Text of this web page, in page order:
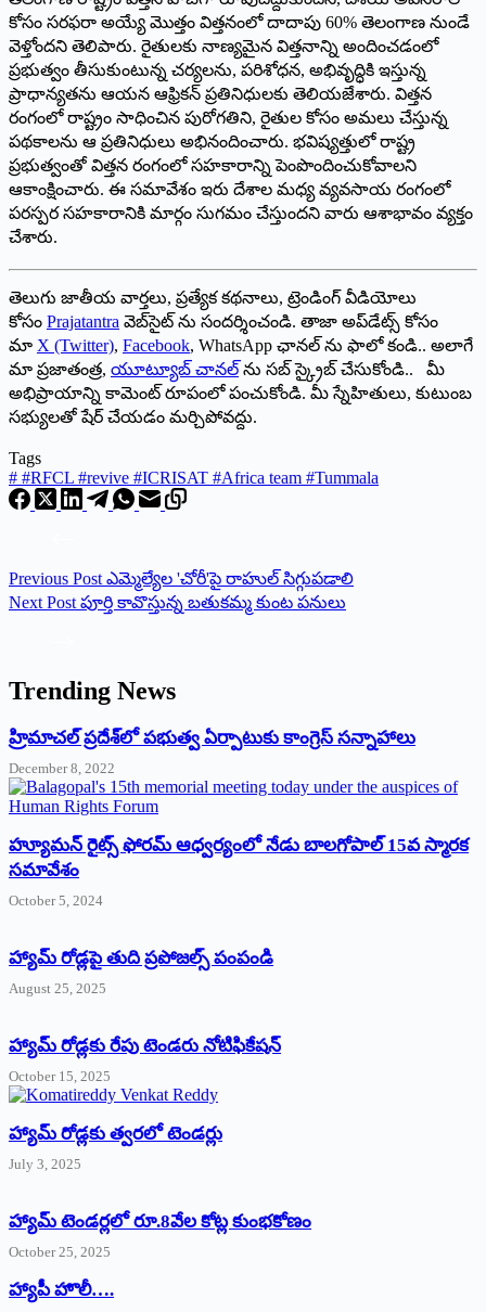
కోసం సరఫరా అయ్యే మొత్తం విత్తనంలో దాదాపు 60% తెలంగాణ నుండే
వెళ్తోందని తెలిపారు. రైతులకు నాణ్యమైన విత్తనాన్ని అందించడంలో
ప్రభుత్వం తీసుకుంటున్న చర్యలను, పరిశోధన, అభివృద్ధికి ఇస్తున్న
ప్రాధాన్యతను ఆయన ఆఫ్రికన్‌ ప్రతినిధులకు తెలియజేశారు. విత్తన
రంగంలో రాష్ట్రం సాధించిన పురోగతిని, రైతుల కోసం అమలు చేస్తున్న
పథకాలను ఆ ప్రతినిధులు అభినందించారు. భవిష్యత్తులో రాష్ట్ర
ప్రభుత్వంతో విత్తన రంగంలో సహకారాన్ని పెంపొందించుకోవాలని
ఆకాంక్షించారు. ఈ సమావేశం ఇరు దేశాల మధ్య వ్యవసాయ రంగంలో
పరస్పర సహకారానికి మార్గం సుగమం చేస్తుందని వారు ఆశాభావం వ్యక్తం
చేశారు.
తెలుగు జాతీయ వార్తలు, ప్రత్యేక కథనాలు, ట్రెండింగ్ వీడియోలు
కోసం Prajatantra వెబ్‌సైట్ ను సందర్శించండి. తాజా అప్‌డేట్స్ కోసం
మా X (Twitter), Facebook, WhatsApp ఛానల్ ను ఫాలో కండి.. అలాగే
మా ప్రజాతంత్ర, యూట్యూబ్ చానల్ ను సబ్ స్క్రైబ్ చేసుకోండి.. మీ
అభిప్రాయాన్ని కామెంట్ రూపంలో పంచుకోండి. మీ స్నేహితులు, కుటుంబ
సభ్యులతో షేర్ చేయడం మర్చిపోవద్దు.
Tags
# #RFCL #revive #ICRISAT #Africa team #Tummala
Previous Post ఎమ్మెల్యేల 'చోరీ'పై రాహుల్‌ సిగ్గుపడాలి
Next Post ‌పూర్తి కావొస్తున్న బతుకమ్మ కుంట పనులు
Trending News
‌హ్రిమాచల్‌ ‌ప్రదేశ్‌లో పభుత్వ ఏర్పాటుకు కాంగ్రెస్‌ ‌సన్నాహాలు
December 8, 2022
హ్యూమన్‌ రైట్స్‌ ఫోరమ్‌ ఆధ్వర్యంలో నేడు బాలగోపాల్‌ 15వ స్మారక
సమావేశం
October 5, 2024
హ్యామ్‌ రోడ్లపై తుది ప్రపోజల్స్‌ పంపండి
August 25, 2025
హ్యామ్‌ రోడ్లకు రేపు టెండరు నోటిఫికేషన్‌
October 15, 2025
హ్యామ్‌ రోడ్లకు త్వరలో టెండర్లు
July 3, 2025
హ్యామ్‌ ‌టెండర్లలో రూ.8వేల కోట్ల కుంభకోణం
October 25, 2025
హ్యాపీ హొలీ….